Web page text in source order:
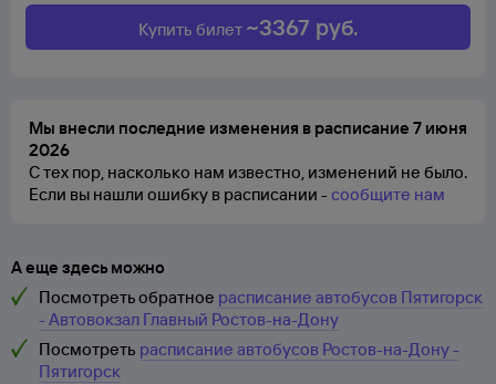
Купить билет ~3367 руб.
Мы внесли последние изменения в расписание 7 июня
2026
С тех пор, насколько нам известно, изменений не было.
Если вы нашли ошибку в расписании -сообщите нам
А еще здесь можно
Посмотреть обратное расписание автобусов Пятигорск
- Автовокзал Главный Ростов-на-Дону
Посмотреть расписание автобусов Ростов-на-Дону -
Пятигорск